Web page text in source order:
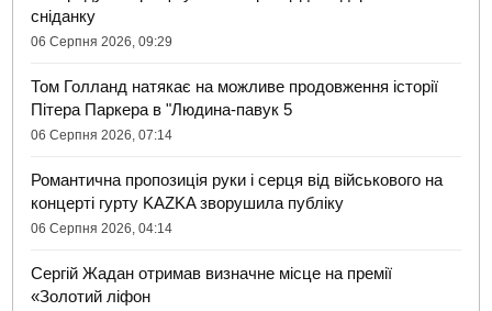
сніданку
06 Серпня 2026, 09:29
Том Голланд натякає на можливе продовження історії
Пітера Паркера в "Людина-павук 5
06 Серпня 2026, 07:14
Романтична пропозиція руки і серця від військового на
концерті гурту KAZKA зворушила публіку
06 Серпня 2026, 04:14
Сергій Жадан отримав визначне місце на премії
«Золотий ліфон